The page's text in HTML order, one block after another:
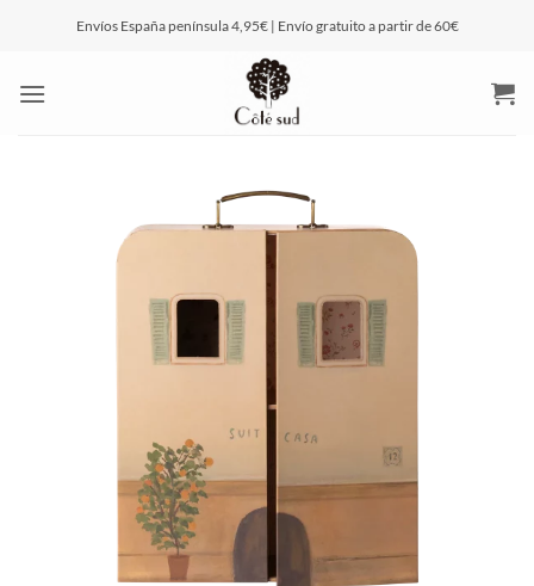
Envíos España península 4,95€ | Envío gratuito a partir de 60€